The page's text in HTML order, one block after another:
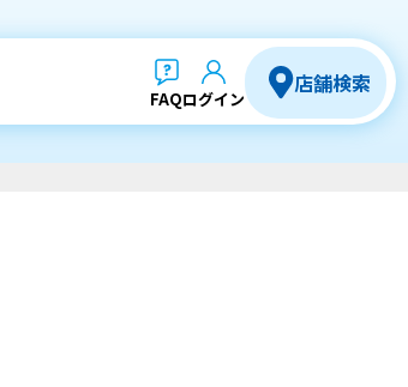
FAQログイン
店舗検索